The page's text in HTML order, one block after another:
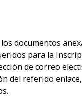
documentos
para la
de correo
del referido